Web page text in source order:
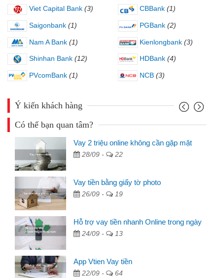
Viet Capital Bank (3) CBBank (1)
Saigonbank (1) PGBank (2)
Nam A Bank (1) Kienlongbank (3)
Shinhan Bank (12) HDBank (4)
PVcomBank (1) NCB (3)
Ý kiến khách hàng
Có thể bạn quan tâm?
Vay 2 triệu online không cần gặp mặt
28/09 - 22
Vay tiền bằng giấy tờ photo
26/09 - 19
Hỗ trợ vay tiền nhanh Online trong ngày
24/09 - 13
App Vtien Vay tiền
22/09 - 64